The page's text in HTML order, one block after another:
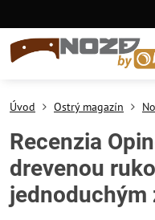
Úvod Ostrý magazín
Recenzia
drevenou
jednoduchým